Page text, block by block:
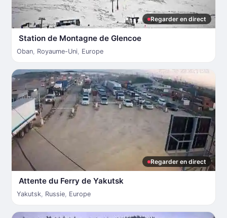
Regarder en direct
Station de Montagne de Glencoe
Oban, Royaume-Uni, Europe
Regarder en direct
Attente du Ferry de Yakutsk
Yakutsk, Russie, Europe